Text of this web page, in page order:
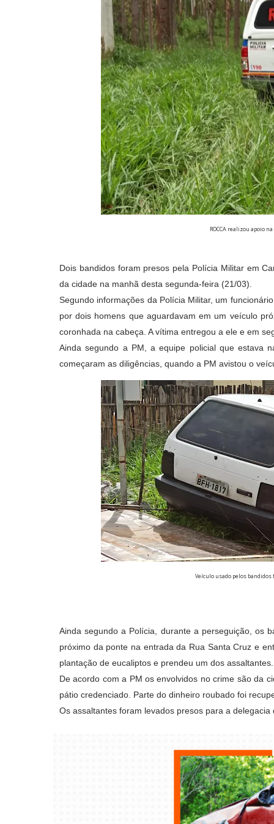
ROCCA realizou apoio
Dois bandidos foram presos pela Polícia Militar em
da cidade na manhã desta segunda-feira (21/03).
Segundo informações da Polícia Militar, um
por dois homens que aguardavam em um veículo
coronhada na cabeça. A vítima entregou a ele e em
Ainda segundo a PM, a equipe policial que estava
começaram as diligências, quando a PM avistou o
Veículo usado pelos bandidos
Ainda segundo a Polícia, durante a perseguição, os
próximo da ponte na entrada da Rua Santa Cruz e
plantação de eucaliptos e prendeu um dos
De acordo com a PM os envolvidos no crime são da
pátio credenciado. Parte do dinheiro roubado foi
Os assaltantes foram levados presos para a